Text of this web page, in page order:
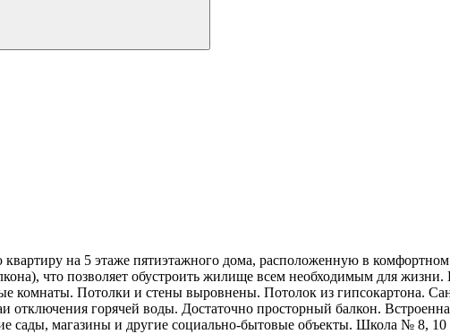
на 5 этаже пятиэтажного дома, расположенную в
что позволяет обустроить жилище всем необходимым для
Потолки и стены выровнены. Потолок из гипсокартона.
отключения горячей воды. Достаточно просторный балкон.
сады, магазины и другие социально-бытовые объекты. Школа № 8,